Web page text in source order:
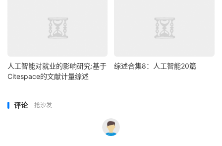
人工智能对就业的影响研究:基于
Citespace的文献计量综述
综述合集8：人工智能20篇
评论 抢沙发